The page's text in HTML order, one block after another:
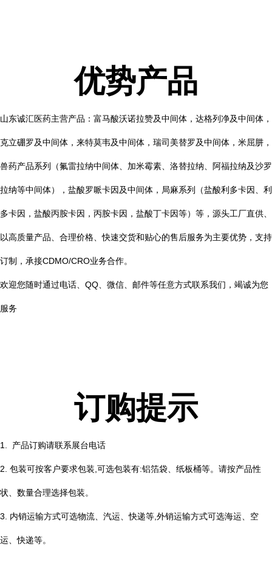
优势产品
山东诚汇医药主营产品：富马酸沃诺拉赞及中间体，达格列净及中间体，
克立硼罗及中间体，来特莫韦及中间体，瑞司美替罗及中间体，米屈肼，
兽药产品系列（氟雷拉纳中间体、加米霉素、洛替拉纳、阿福拉纳及沙罗
拉纳等中间体），盐酸罗哌卡因及中间体，局麻系列（盐酸利多卡因、利
多卡因，盐酸丙胺卡因，丙胺卡因，盐酸丁卡因等）等，源头工厂直供、
以高质量产品、合理价格、快速交货和贴心的售后服务为主要优势，支持
订制，承接CDMO/CRO业务合作。
欢迎您随时通过电话、QQ、微信、邮件等任意方式联系我们，竭诚为您
服务
订购提示
1. 产品订购请联系展台电话
2. 包装可按客户要求包装,可选包装有:铝箔袋、纸板桶等。请按产品性
状、数量合理选择包装。
3. 内销运输方式可选物流、汽运、快递等,外销运输方式可选海运、空
运、快递等。